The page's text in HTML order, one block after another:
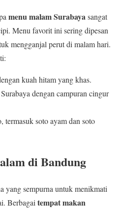
menu malam Surabayasangat
Menu favorit ini sering dipesan
mengganjal perut di malam hari.
kuah hitam yang khas.
dengan campuran cingur
termasuk soto ayam dan soto
di Bandung
yang sempurna untuk menikmati
Berbagai tempat makan